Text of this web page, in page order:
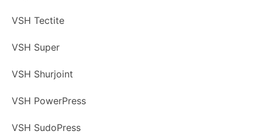
VSH Tectite
VSH Super
VSH Shurjoint
VSH PowerPress
VSH SudoPress